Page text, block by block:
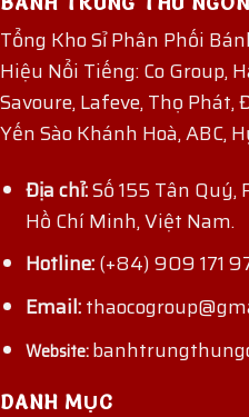
Tổng Kho Sỉ Phân Phối
Hiệu Nổi Tiếng: Co Group,
Savoure, Lafeve, Thọ Phát,
Yến Sào Khánh Hoà, ABC,
Địa chỉ:Số 155 Tân Quý,
Hồ Chí Minh, Việt Nam.
Hotline:(+84) 909 171
Email:
Website:
DANH MỤC